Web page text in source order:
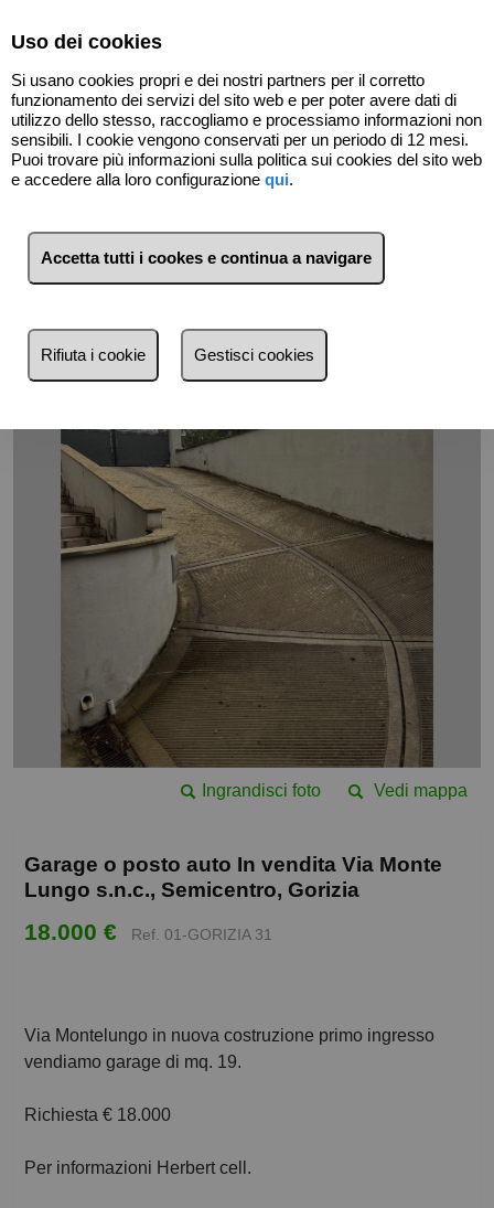
Indietro
Vedi mappa
Ingrandisci foto
Garage o posto auto In vendita Via Monte
Lungo s.n.c., Semicentro, Gorizia
18.000 € Ref. 01-GORIZIA 31
Via Montelungo in nuova costruzione primo ingresso
vendiamo garage di mq. 19.
Richiesta € 18.000
Per informazioni Herbert cell.
Uso dei cookies
Si usano cookies propri e dei nostri partners per il corretto
funzionamento dei servizi del sito web e per poter avere dati di
utilizzo dello stesso, raccogliamo e processiamo informazioni non
sensibili. I cookie vengono conservati per un periodo di 12 mesi.
Puoi trovare più informazioni sulla politica sui cookies del sito web
e accedere alla loro configurazione qui.
Accetta tutti i cookes e continua a navigare
Rifiuta i cookie Gestisci cookies